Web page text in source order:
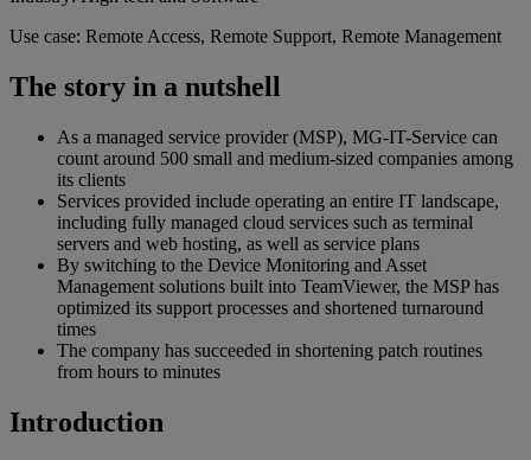
Use case: Remote Access, Remote Support, Remote Management
The story in a nutshell
As a managed service provider (MSP), MG-IT-Service can
count around 500 small and medium-sized companies among
its clients
Services provided include operating an entire IT landscape,
including fully managed cloud services such as terminal
servers and web hosting, as well as service plans
By switching to the Device Monitoring and Asset
Management solutions built into TeamViewer, the MSP has
optimized its support processes and shortened turnaround
times
The company has succeeded in shortening patch routines
from hours to minutes
Introduction